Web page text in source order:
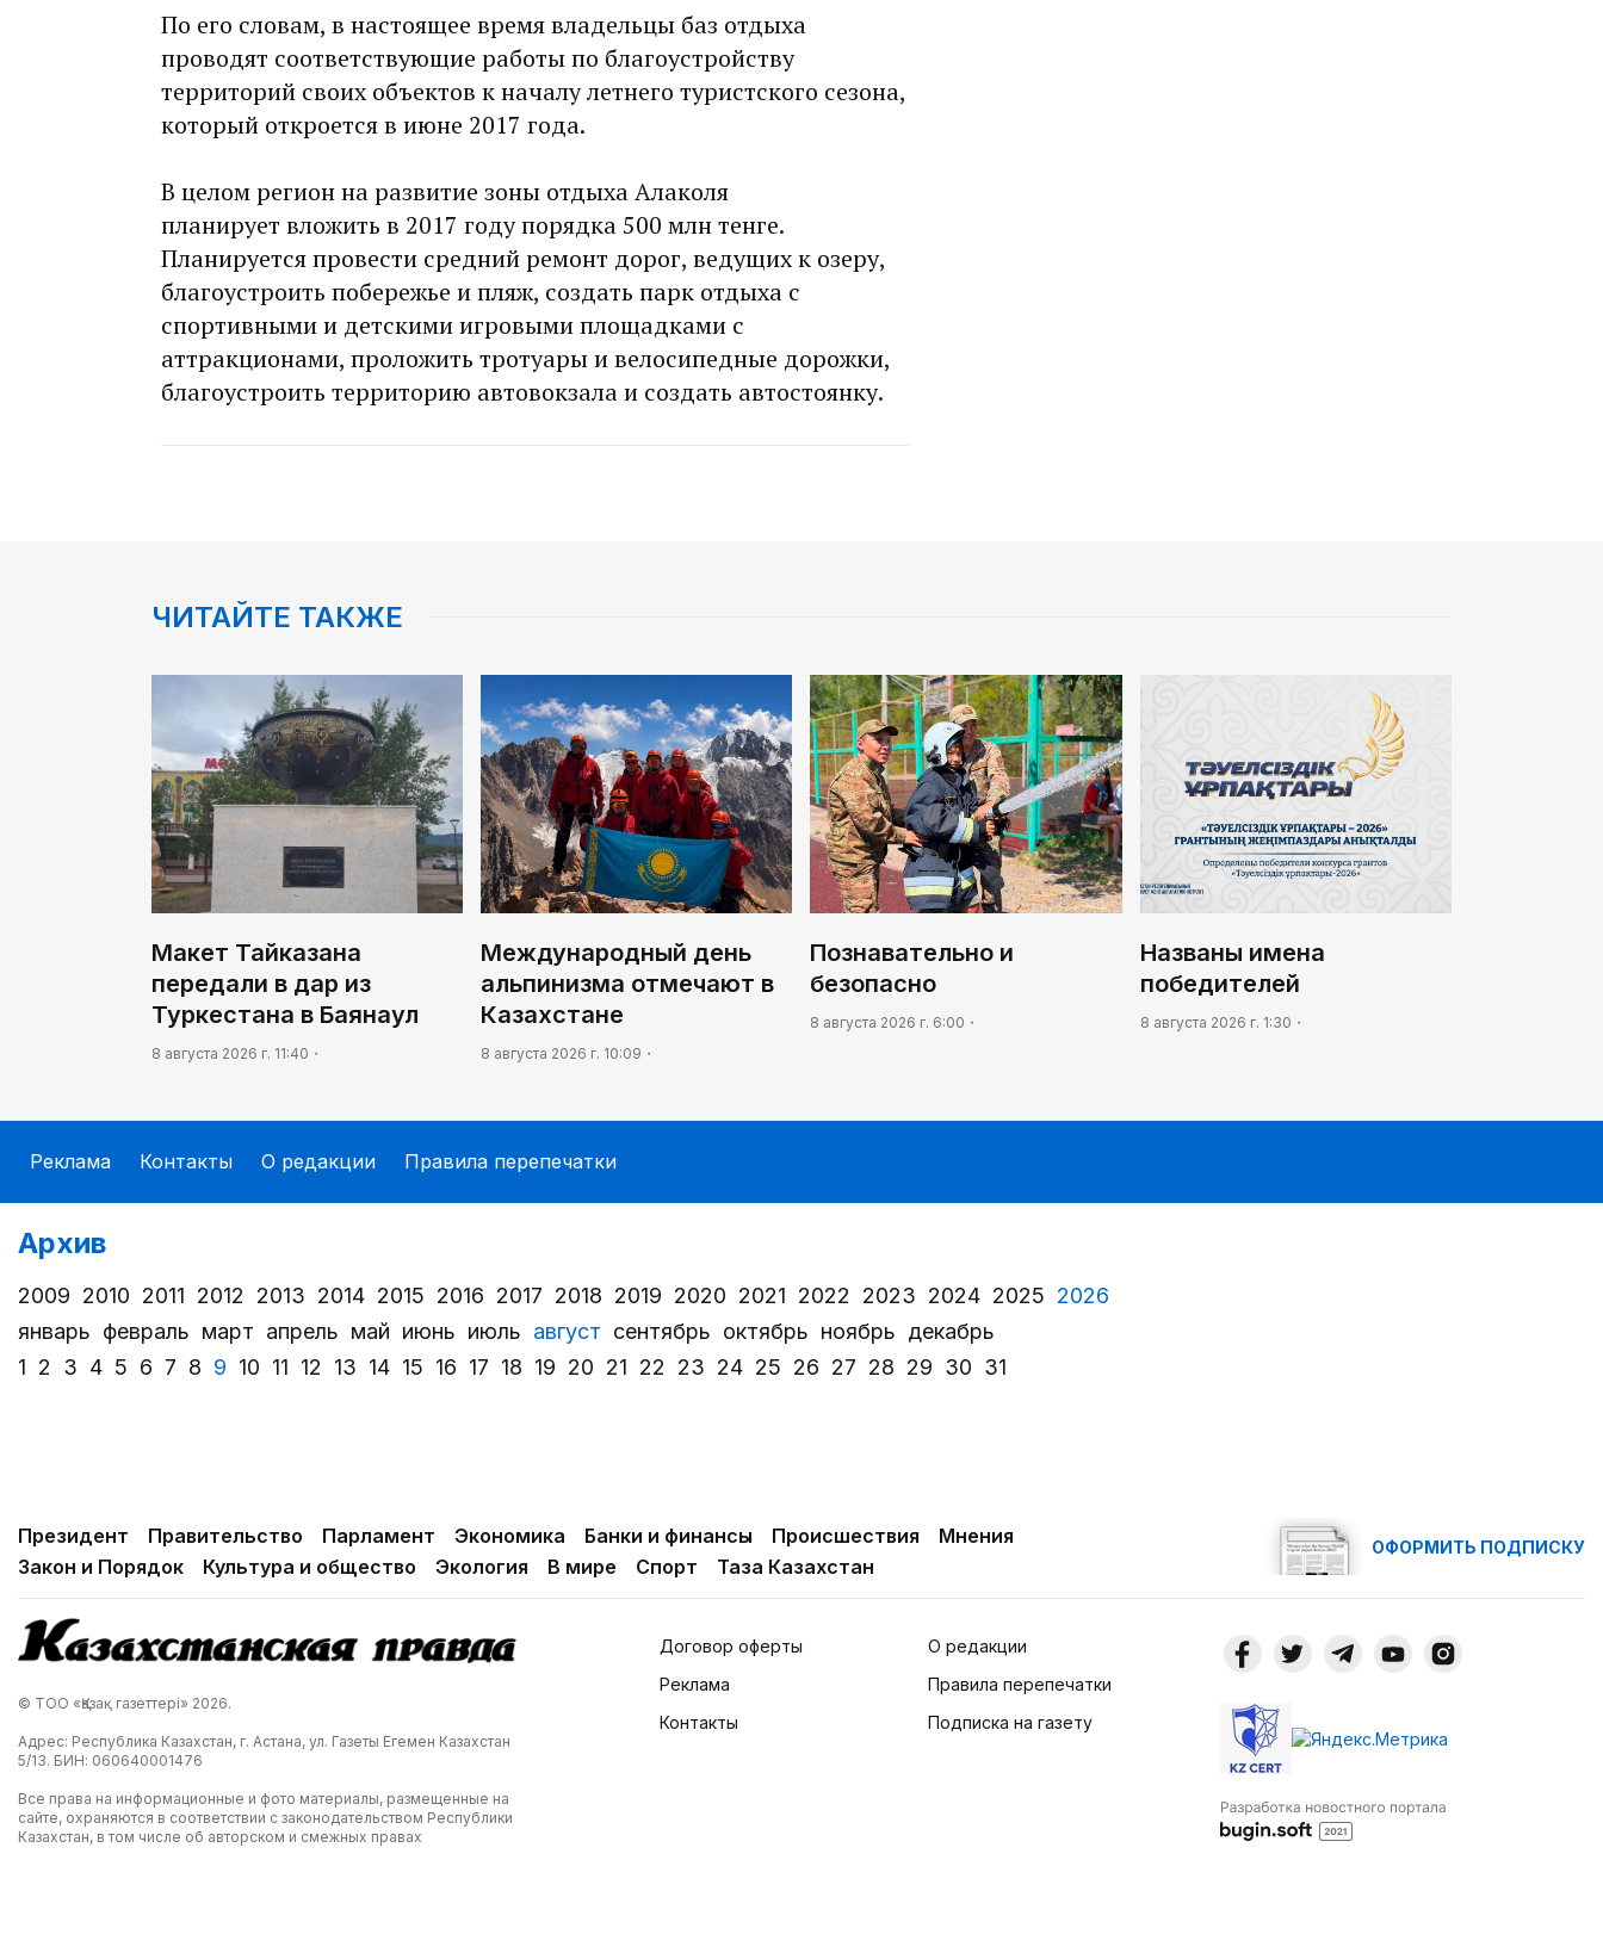
По его словам, в настоящее время владельцы баз отдыха
проводят соответствующие работы по благоустройству
территорий своих объектов к началу летнего туристского сезона,
который откроется в июне 2017 года.
В целом регион на развитие зоны отдыха Алаколя
планирует вложить в 2017 году порядка 500 млн тенге.
Планируется провести средний ремонт дорог, ведущих к озеру,
благоустроить побережье и пляж, создать парк отдыха с
спортивными и детскими игровыми площадками с
аттракционами, проложить тротуары и велосипедные дорожки,
благоустроить территорию автовокзала и создать автостоянку.
ЧИТАЙТЕ ТАКЖЕ
Макет Тайказана
передали в дар из
Туркестана в Баянаул
8 августа 2026 г. 11:40
Международный день
альпинизма отмечают в
Казахстане
8 августа 2026 г. 10:09
Познавательно и
безопасно
8 августа 2026 г. 6:00
Названы имена
победителей
8 августа 2026 г. 1:30
Реклама Контакты О редакции Правила перепечатки
Архив
2009 2010 2011 2012 2013 2014 2015 2016 2017 2018 2019 2020 2021 2022 2023 2024 2025 2026
январь февраль март апрель май июнь июль август сентябрь октябрь ноябрь декабрь
1 2 3 4 5 6 7 8 9 10 11 12 13 14 15 16 17 18 19 20 21 22 23 24 25 26 27 28 29 30 31
Президент Правительство Парламент Экономика Банки и финансы Происшествия
Мнения
Закон и Порядок
Культура и общество Экология В мире Спорт Таза Казахстан
ОФОРМИТЬ ПОДПИСКУ
Договор оферты
Реклама
Контакты
О редакции
Правила перепечатки
Подписка на газету
© ТОО «Қазақ газеттері» 2026.
Адрес: Республика Казахстан, г. Астана, ул. Газеты Егемен Казахстан
5/13. БИН: 060640001476
Все права на информационные и фото материалы, размещенные на
сайте, охраняются в соответствии с законодательством Республики
Казахстан, в том числе об авторском и смежных правах